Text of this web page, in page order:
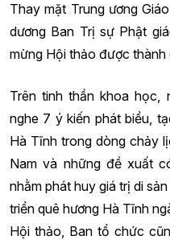
Thay mặt Trung ương
dương Ban Trị sự Phật
mừng Hội thảo được
Trên tinh thần khoa học,
nghe 7 ý kiến phát biểu,
Hà Tĩnh trong dòng chảy
Nam và những đề xuất
nhằm phát huy giá trị di
triển quê hương Hà Tĩnh
Hội thảo, Ban tổ chức